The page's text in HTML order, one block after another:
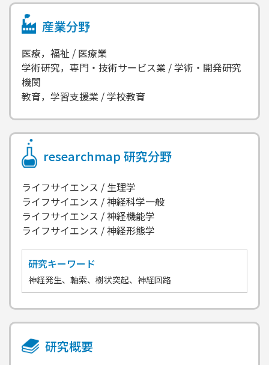
産業分野
医療，福祉 / 医療業
学術研究，専門・技術サービス業 / 学術・開発研究
機関
教育，学習支援業 / 学校教育
researchmap 研究分野
ライフサイエンス / 生理学
ライフサイエンス / 神経科学一般
ライフサイエンス / 神経機能学
ライフサイエンス / 神経形態学
研究キーワード
神経発生、軸索、樹状突起、神経回路
研究概要